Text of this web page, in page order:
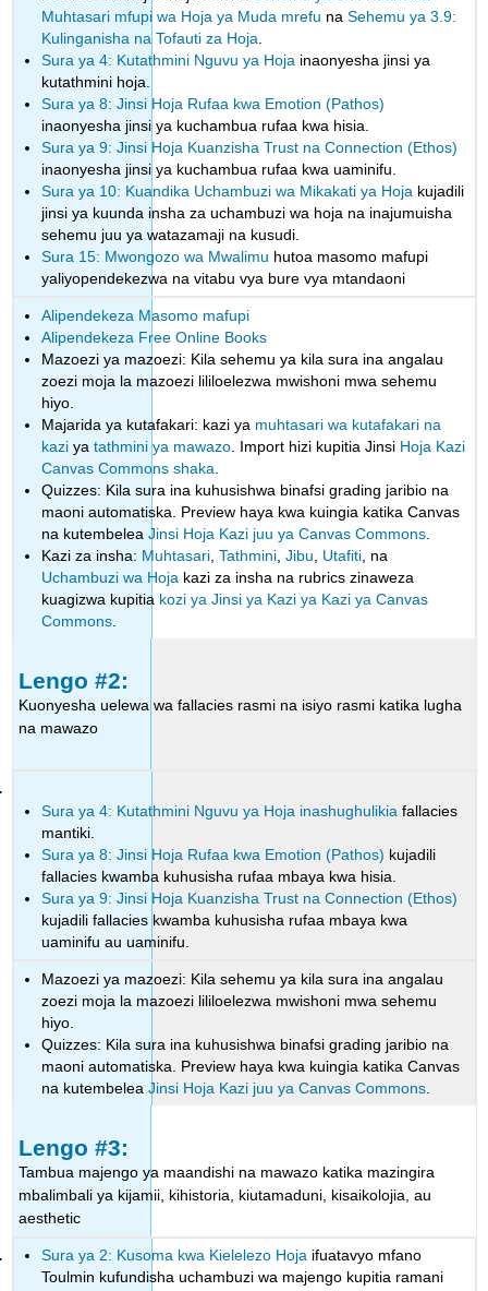
Muhtasari mfupi wa Hoja ya Muda mrefu naSehemu ya 3.9:
Kulinganisha na Tofauti za Hoja.
Sura ya 4: Kutathmini Nguvu ya Hoja inaonyesha jinsi ya
kutathmini hoja.
Sura ya 8: Jinsi Hoja Rufaa kwa Emotion (Pathos)
inaonyesha jinsi ya kuchambua rufaa kwa hisia.
Sura ya 9: Jinsi Hoja Kuanzisha Trust na Connection (Ethos)
inaonyesha jinsi ya kuchambua rufaa kwa uaminifu.
Sura ya 10: Kuandika Uchambuzi wa Mikakati ya Hoja kujadili
jinsi ya kuunda insha za uchambuzi wa hoja na inajumuisha
sehemu juu ya watazamaji na kusudi.
Sura 15: Mwongozo wa Mwalimu hutoa masomo mafupi
yaliyopendekezwa na vitabu vya bure vya mtandaoni
Alipendekeza Masomo mafupi
Alipendekeza Free Online Books
Mazoezi ya mazoezi: Kila sehemu ya kila sura ina angalau
zoezi moja la mazoezi lililoelezwa mwishoni mwa sehemu
hiyo.
Majarida ya kutafakari: kazi ya muhtasari wa kutafakari na
kazi yatathmini ya mawazo . Import hizi kupitia Jinsi Hoja Kazi
Canvas Commons shaka
Quizzes: Kila sura ina kuhusishwa binafsi grading jaribio na
maoni automatiska. Preview haya kwa kuingia katika Canvas
na kutembeleaJinsi Hoja Kazi juu ya Canvas Commons
Kazi za insha: Muhtasari ,Tathmini ,Jibu Utafiti , na
Uchambuzi wa Hoja kazi za insha na rubrics zinaweza
kuagizwa kupitia kozi ya Jinsi ya Kazi ya Kazi ya Canvas
Commons
Lengo #2:
Kuonyesha uelewa wa fallacies rasmi na isiyo rasmi katika lugha
na mawazo
Sura ya 4: Kutathmini Nguvu ya Hoja inashughulikia fallacies
mantiki.
Sura ya 8: Jinsi Hoja Rufaa kwa Emotion (Pathos) kujadili
fallacies kwamba kuhusisha rufaa mbaya kwa hisia.
Sura ya 9: Jinsi Hoja Kuanzisha Trust na Connection (Ethos)
kujadili fallacies kwamba kuhusisha rufaa mbaya kwa
uaminifu au uaminifu.
Mazoezi ya mazoezi: Kila sehemu ya kila sura ina angalau
zoezi moja la mazoezi lililoelezwa mwishoni mwa sehemu
hiyo.
Quizzes: Kila sura ina kuhusishwa binafsi grading jaribio na
maoni automatiska. Preview haya kwa kuingia katika Canvas
na kutembeleaJinsi Hoja Kazi juu ya Canvas Commons
Lengo #3:
Tambua majengo ya maandishi na mawazo katika mazingira
mbalimbali ya kijamii, kihistoria, kiutamaduni, kisaikolojia, au
aesthetic
Sura ya 2: Kusoma kwa Kielelezo Hoja ifuatavyo mfano
Toulmin kufundisha uchambuzi wa majengo kupitia ramani